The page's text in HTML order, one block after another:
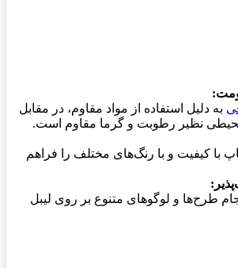
به دلیل استفاده از مواد مقاوم، در مقابل
نظیر رطوبت و گرما مقاوم است.
با کیفیت و با رنگ‌های مختلف را فراهم
طرح‌ها و لوگوهای متنوع بر روی لیبل